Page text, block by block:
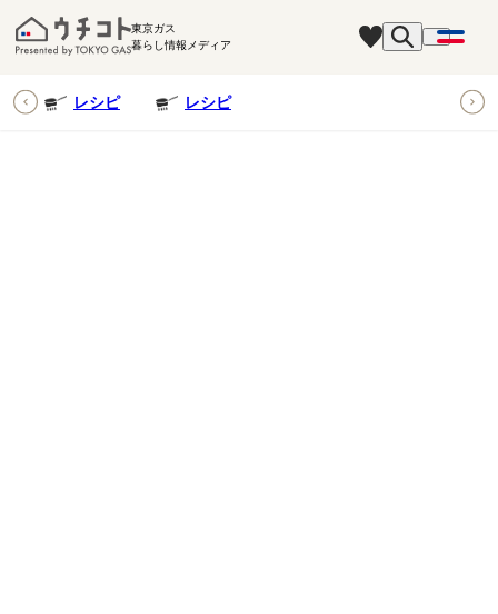
東京ガス
暮らし情報メディア
レシピ レシピ